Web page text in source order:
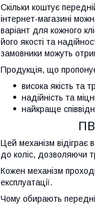
Скільки коштує
інтернет-магазині
варіант для кожного
його якості та
замовники можуть
Продукція, що
висока якість та
надійність та
найкраще
Цей механізм відіграє
до коліс, дозволяючи
Кожен механізм
експлуатації.
Чому обирають